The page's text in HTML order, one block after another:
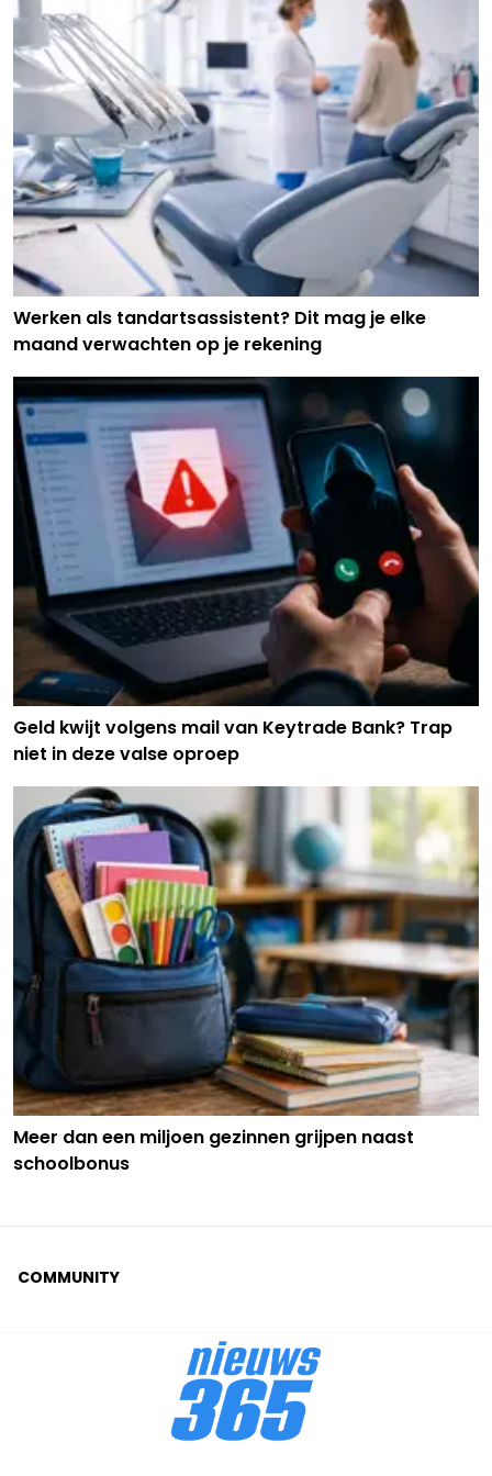
Werken als tandartsassistent? Dit mag je elke
maand verwachten op je rekening
Geld kwijt volgens mail van Keytrade Bank? Trap
niet in deze valse oproep
Meer dan een miljoen gezinnen grijpen naast
schoolbonus
COMMUNITY